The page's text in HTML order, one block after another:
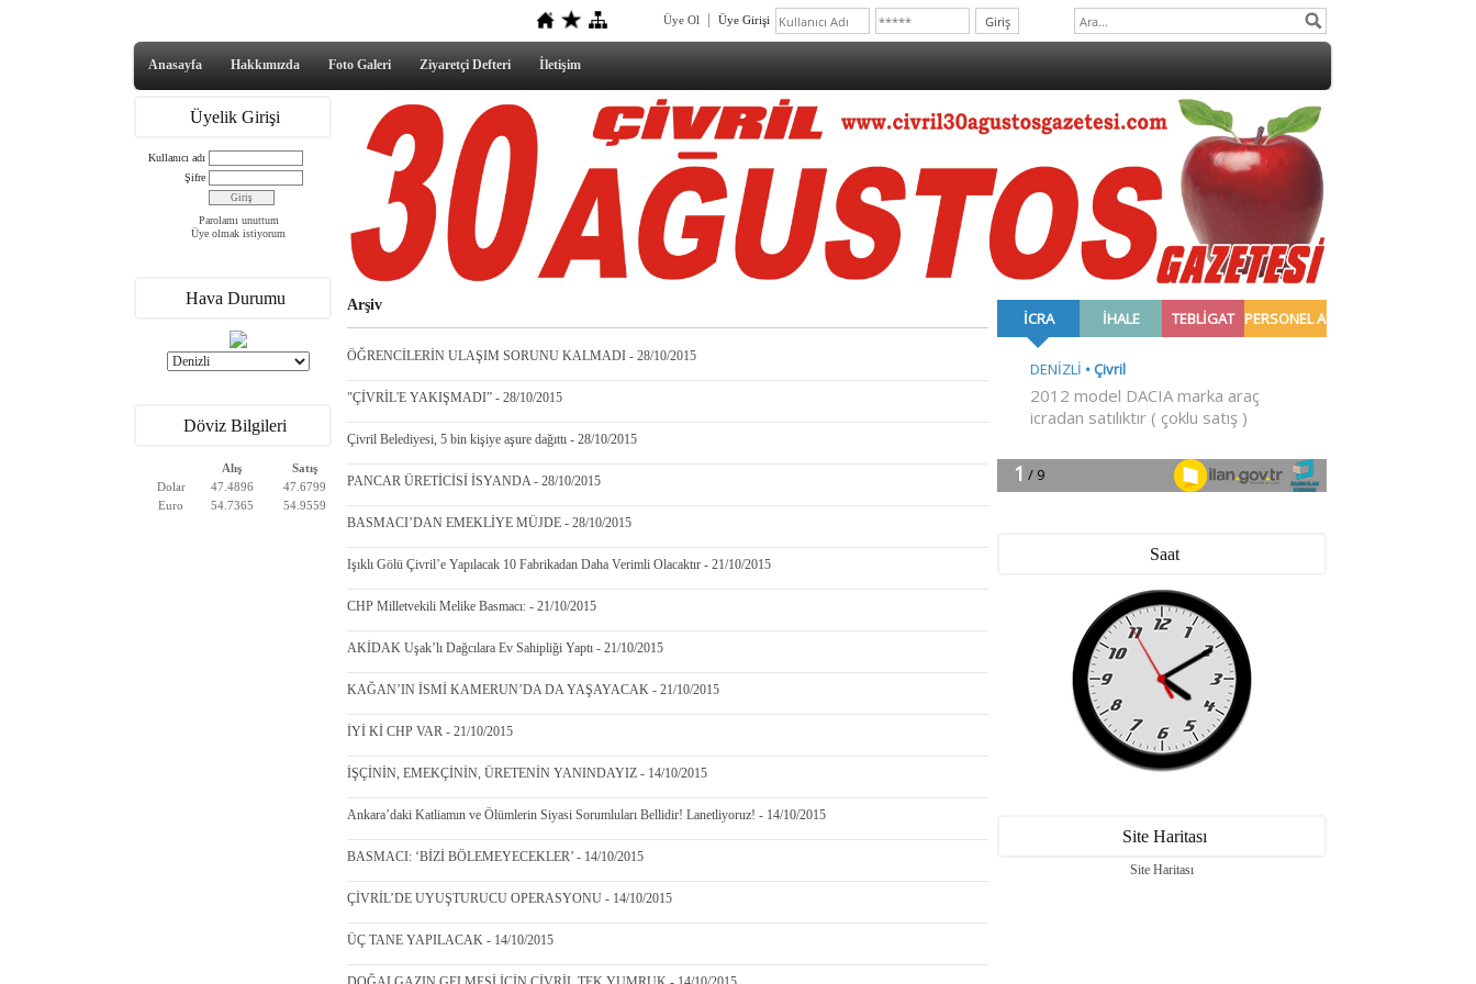
Üye Ol Üye Girişi
Anasayfa Hakkımızda Foto Galeri Ziyaretçi Defteri İletişim
Üyelik Girişi
Kullanıcı adı
Şifre
Parolamı unuttum
Üye olmak istiyorum
Hava Durumu
Döviz Bilgileri
Alış
Satış
Dolar
47.4896
47.6799
Euro
54.7365 54.9559
Arşiv
ÖĞRENCİLERİN ULAŞIM SORUNU KALMADI - 28/10/2015
"ÇİVRİL'E YAKIŞMADI” - 28/10/2015
Çivril Belediyesi, 5 bin kişiye aşure dağıttı - 28/10/2015
PANCAR ÜRETİCİSİ İSYANDA - 28/10/2015
BASMACI’DAN EMEKLİYE MÜJDE - 28/10/2015
Işıklı Gölü Çivril’e Yapılacak 10 Fabrikadan Daha Verimli Olacaktır - 21/10/2015
CHP Milletvekili Melike Basmacı: - 21/10/2015
AKİDAK Uşak’lı Dağcılara Ev Sahipliği Yaptı - 21/10/2015
KAĞAN’IN İSMİ KAMERUN’DA DA YAŞAYACAK - 21/10/2015
İYİ Kİ CHP VAR - 21/10/2015
İŞÇİNİN, EMEKÇİNİN, ÜRETENİN YANINDAYIZ - 14/10/2015
Ankara’daki Katliamın ve Ölümlerin Siyasi Sorumluları Bellidir! Lanetliyoruz! - 14/10/2015
BASMACI: ‘BİZİ BÖLEMEYECEKLER’ - 14/10/2015
ÇİVRİL’DE UYUŞTURUCU OPERASYONU - 14/10/2015
ÜÇ TANE YAPILACAK - 14/10/2015
Saat
Site Haritası
Site Haritası